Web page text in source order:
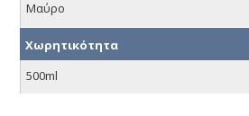
Μαύρο
Χωρητικότητα
500ml